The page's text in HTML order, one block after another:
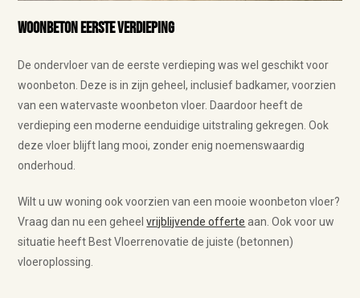
Woonbeton eerste verdieping
De ondervloer van de eerste verdieping was wel geschikt voor
woonbeton. Deze is in zijn geheel, inclusief badkamer, voorzien
van een watervaste woonbeton vloer. Daardoor heeft de
verdieping een moderne eenduidige uitstraling gekregen. Ook
deze vloer blijft lang mooi, zonder enig noemenswaardig
onderhoud.
Wilt u uw woning ook voorzien van een mooie woonbeton vloer?
Vraag dan nu een geheelvrijblijvende offerte aan. Ook voor uw
situatie heeft Best Vloerrenovatie de juiste (betonnen)
vloeroplossing.